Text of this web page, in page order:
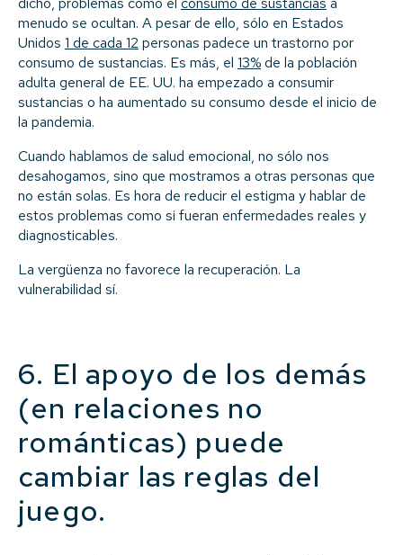
menudo se ocultan. A pesar de ello, sólo en Estados
Unidos 1 de cada 12 personas padece un trastorno por
consumo de sustancias. Es más, el 13%de la población
adulta general de EE. UU. ha empezado a consumir
sustancias o ha aumentado su consumo desde el inicio de
la pandemia.
Cuando hablamos de salud emocional, no sólo nos
desahogamos, sino que mostramos a otras personas que
no están solas. Es hora de reducir el estigma y hablar de
estos problemas como si fueran enfermedades reales y
diagnosticables.
La vergüenza no favorece la recuperación. La
vulnerabilidad sí.
6. El apoyo de los demás
(en relaciones no
románticas) puede
cambiar las reglas del
juego.